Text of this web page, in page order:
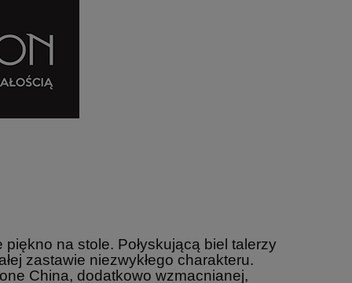
na stole. Połyskującą biel talerzy
zastawie niezwykłego charakteru.
China, dodatkowo wzmacnianej,